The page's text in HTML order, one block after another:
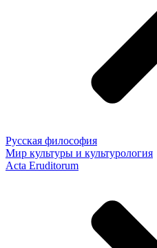
Русская философия
Мир культуры и культурология
Acta Eruditorum